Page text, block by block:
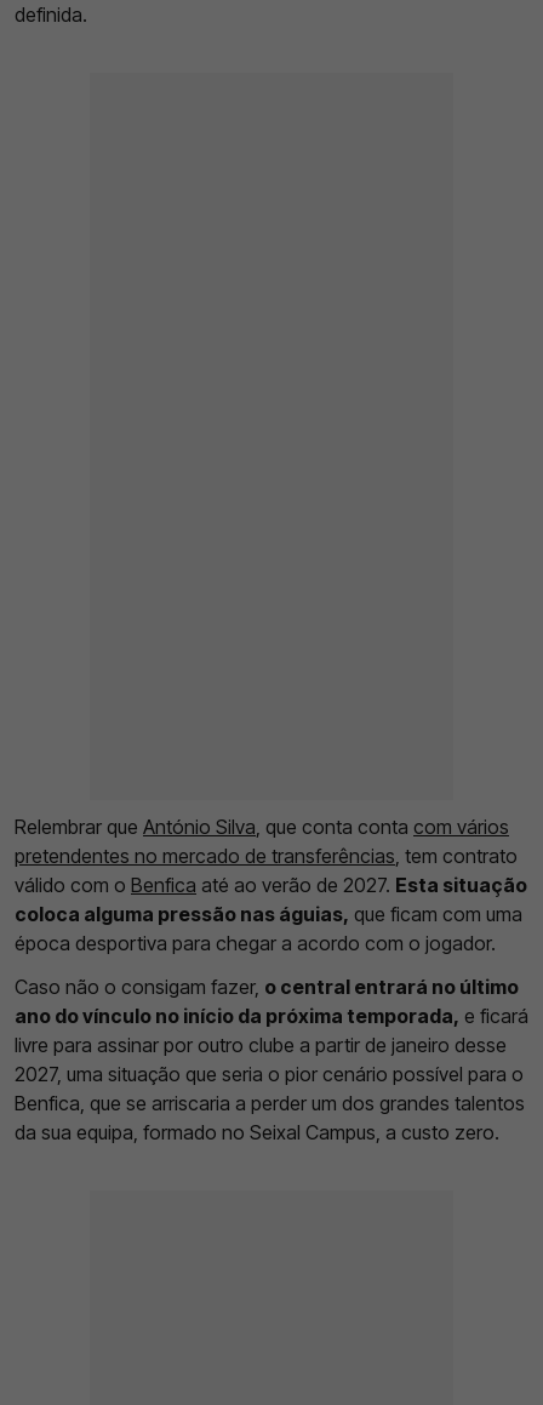
definida.
Relembrar que António Silva, que conta conta com vários
pretendentes no mercado de transferências, tem contrato
válido com o Benfica até ao verão de 2027. Esta situação
coloca alguma pressão nas águias, que ficam com uma
época desportiva para chegar a acordo com o jogador.
Caso não o consigam fazer, o central entrará no último
ano do vínculo no início da próxima temporada, e ficará
livre para assinar por outro clube a partir de janeiro desse
2027, uma situação que seria o pior cenário possível para o
Benfica, que se arriscaria a perder um dos grandes talentos
da sua equipa, formado no Seixal Campus, a custo zero.